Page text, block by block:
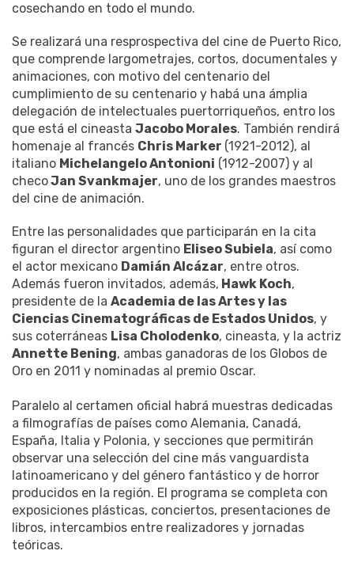
cosechando en todo el mundo.
Se realizará una resprospectiva del cine de Puerto Rico,
que comprende largometrajes, cortos, documentales y
animaciones, con motivo del centenario del
cumplimiento de su centenario y habá una ámplia
delegación de intelectuales puertorriqueños, entro los
que está el cineasta Jacobo Morales. También rendirá
homenaje al francés Chris Marker (1921-2012), al
italiano Michelangelo Antonioni (1912-2007) y al
checoJan Svankmajer, uno de los grandes maestros
del cine de animación.
Entre las personalidades que participarán en la cita
figuran el director argentino Eliseo Subiela, así como
el actor mexicano Damián Alcázar, entre otros.
Además fueron invitados, además, Hawk Koch,
presidente de la Academia de las Artes y las
Ciencias Cinematográficas de Estados Unidos, y
sus coterráneas Lisa Cholodenko, cineasta, y la actriz
Annette Bening, ambas ganadoras de los Globos de
Oro en 2011 y nominadas al premio Oscar.
Paralelo al certamen oficial habrá muestras dedicadas
a filmografías de países como Alemania, Canadá,
España, Italia y Polonia, y secciones que permitirán
observar una selección del cine más vanguardista
latinoamericano y del género fantástico y de horror
producidos en la región. El programa se completa con
exposiciones plásticas, conciertos, presentaciones de
libros, intercambios entre realizadores y jornadas
teóricas.